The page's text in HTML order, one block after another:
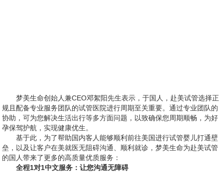
梦美生命创始人兼CEO邓絮阳先生表示，于国人，赴美试管选择正
规且配备专业服务团队的试管医院进行周期至关重要。通过专业团队的
协助，可为您解决生活出行等多方面问题，以致确保您周期顺畅，为好
孕保驾护航，实现健康优生。
基于此，为了帮助国内客人能够顺利前往美国进行试管婴儿打通壁
垒，以及让客户在美就医无阻碍沟通、顺利就诊，梦美生命为赴美试管
的国人带来了更多的高质量优质服务：
全程1对1中文服务：让您沟通无障碍